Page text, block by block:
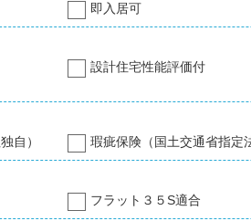
即入居可
設計住宅性能評価付
自） 瑕疵保険（国土交通省指定
フラット３５S適合